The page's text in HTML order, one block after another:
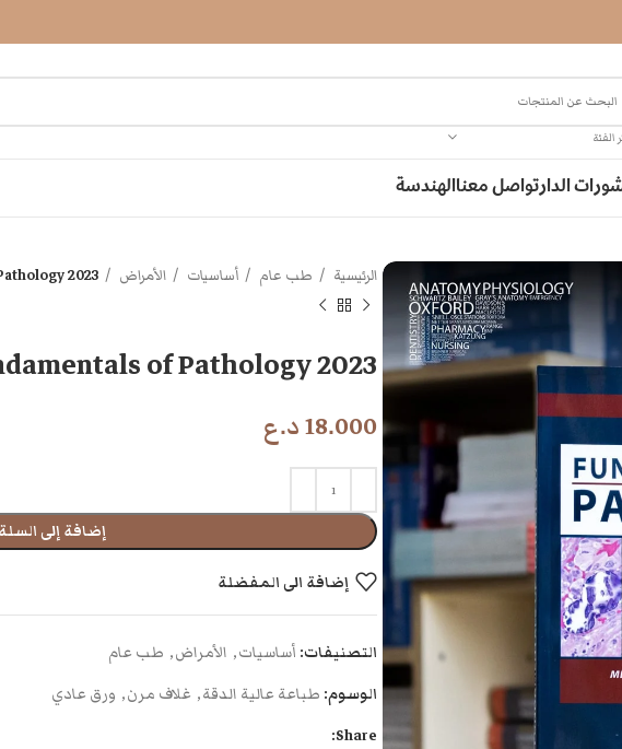
الفئة
الدارتواصل معناالهندسة
الرئيسية طب عام أساسيات الأمراض 2023
of Pathology 2023
18.000د.ع
إضافة إلى السلة
إضافة الى المفضلة
التصنيفات: أساسيات, الأمراض, طب عام
الوسوم: طباعة عالية الدقة, غلاف مرن, ورق عادي
Share: